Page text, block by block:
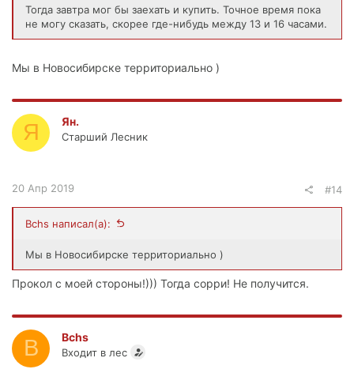
Тогда завтра мог бы заехать и купить. Точное время пока
не могу сказать, скорее где-нибудь между 13 и 16 часами.
Мы в Новосибирске территориально )
Я Ян.
Старший Лесник
20 Апр 2019 #14
Bchs написал(а):
Мы в Новосибирске территориально )
Прокол с моей стороны!))) Тогда сорри! Не получится.
B Bchs
Входит в лес